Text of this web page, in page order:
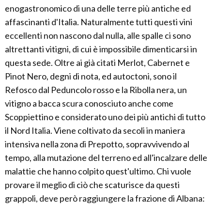
enogastronomico di una delle terre più antiche ed
affascinanti d'Italia. Naturalmente tutti questi vini
eccellenti non nascono dal nulla, alle spalle ci sono
altrettanti vitigni, di cui è impossibile dimenticarsi in
questa sede. Oltre ai già citati Merlot, Cabernet e
Pinot Nero, degni di nota, ed autoctoni, sono il
Refosco dal Peduncolo rosso e la Ribolla nera, un
vitigno a bacca scura conosciuto anche come
Scoppiettino e considerato uno dei più antichi di tutto
il Nord Italia. Viene coltivato da secoli in maniera
intensiva nella zona di Prepotto, sopravvivendo al
tempo, alla mutazione del terreno ed all'incalzare delle
malattie che hanno colpito quest'ultimo. Chi vuole
provare il meglio di ciò che scaturisce da questi
grappoli, deve però raggiungere la frazione di Albana: